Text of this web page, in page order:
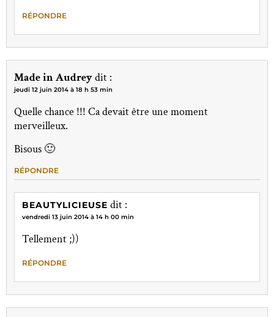
RÉPONDRE
Made in Audreydit :
jeudi 12 juin 2014 à 18 h 53 min
Quelle chance !!! Ca devait être une moment
merveilleux.
Bisous 🙂
RÉPONDRE
BEAUTYLICIEUSE dit :
vendredi 13 juin 2014 à 14 h 00 min
Tellement ;))
RÉPONDRE